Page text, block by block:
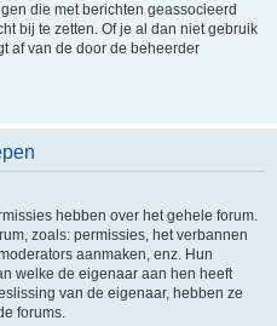
die met berichten geassocieerd
bij te zetten. Of je al dan niet gebruik
af van de door de beheerder
hebben over het gehele forum.
zoals: permissies, het verbannen
aanmaken, enz. Hun
welke de eigenaar aan hen heeft
van de eigenaar, hebben ze
forums.